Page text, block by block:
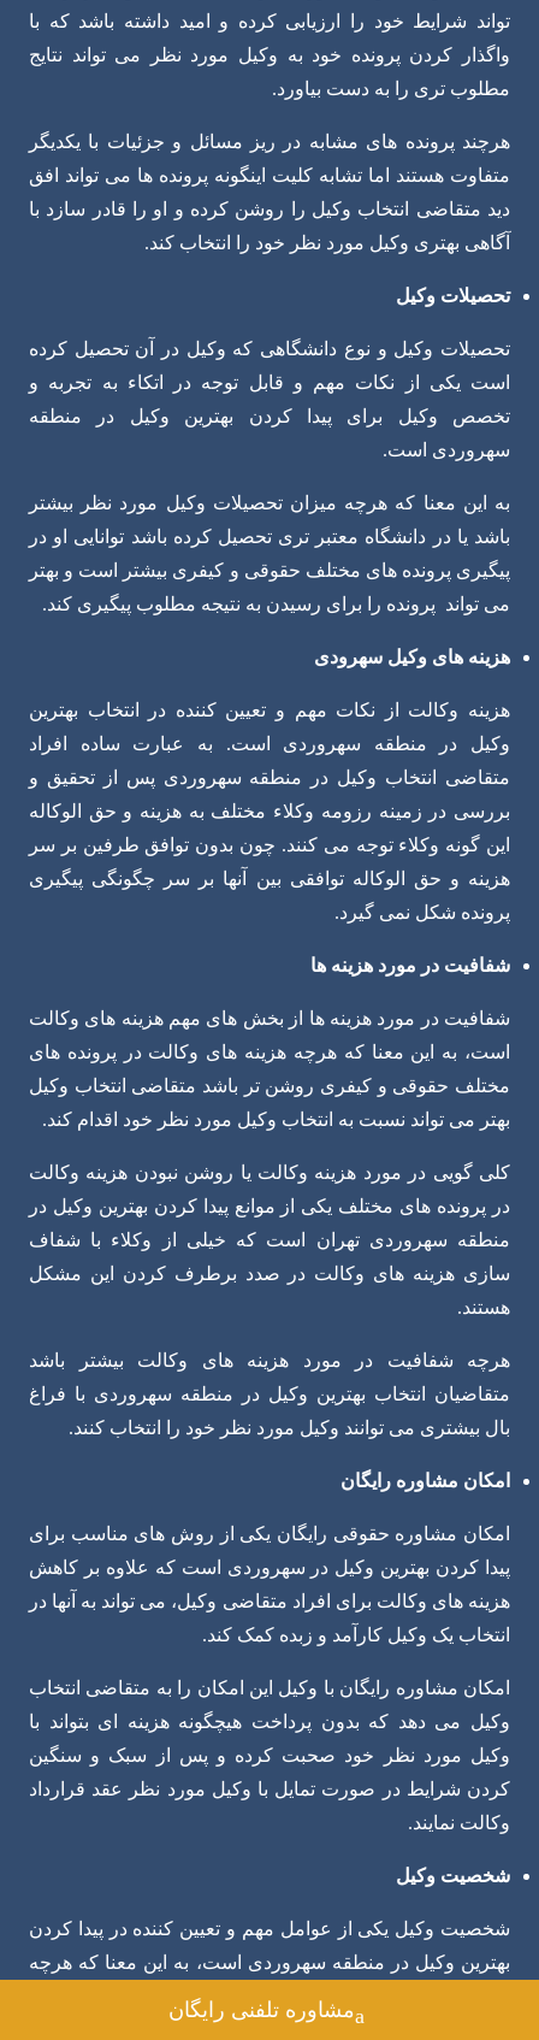
تواند شرایط خود را ارزیابی کرده و امید داشته باشد که با
واگذار کردن پرونده خود به وکیل مورد نظر می تواند نتایج
مطلوب تری را به دست بیاورد.
هرچند پرونده های مشابه در ریز مسائل و جزئیات با یکدیگر
متفاوت هستند اما تشابه کلیت اینگونه پرونده ها می تواند افق
دید متقاضی انتخاب وکیل را روشن کرده و او را قادر سازد با
آگاهی بهتری وکیل مورد نظر خود را انتخاب کند.
تحصیلات وکیل
تحصیلات وکیل و نوع دانشگاهی که وکیل در آن تحصیل کرده
است یکی از نکات مهم و قابل توجه در اتکاء به تجربه و
تخصص وکیل برای پیدا کردن بهترین وکیل در منطقه
سهروردی است.
به این معنا که هرچه میزان تحصیلات وکیل مورد نظر بیشتر
باشد یا در دانشگاه معتبر تری تحصیل کرده باشد توانایی او در
پیگیری پرونده های مختلف حقوقی و کیفری بیشتر است و بهتر
می تواند پرونده را برای رسیدن به نتیجه مطلوب پیگیری کند.
هزینه های وکیل سهرودی
هزینه وکالت از نکات مهم و تعیین کننده در انتخاب بهترین
وکیل در منطقه سهروردی است. به عبارت ساده افراد
متقاضی انتخاب وکیل در منطقه سهروردی پس از تحقیق و
بررسی در زمینه رزومه وکلاء مختلف به هزینه و حق الوکاله
این گونه وکلاء توجه می کنند. چون بدون توافق طرفین بر سر
هزینه و حق الوکاله توافقی بین آنها بر سر چگونگی پیگیری
پرونده شکل نمی ‌گیرد.
شفافیت در مورد هزینه ها
شفافیت در مورد هزینه ها از بخش های مهم هزینه های وکالت
است، به این معنا که هرچه هزینه های وکالت در پرونده های
مختلف حقوقی و کیفری روشن تر باشد متقاضی انتخاب وکیل
بهتر می تواند نسبت به انتخاب وکیل مورد نظر خود اقدام کند.
کلی گویی در مورد هزینه وکالت یا روشن نبودن هزینه وکالت
در پرونده های مختلف یکی از موانع پیدا کردن بهترین وکیل در
منطقه سهروردی تهران است که خیلی از وکلاء با شفاف
سازی هزینه های وکالت در صدد برطرف کردن این مشکل
هستند.
هرچه شفافیت در مورد هزینه های وکالت بیشتر باشد
متقاضیان انتخاب بهترین وکیل در منطقه سهروردی با فراغ
بال بیشتری می توانند وکیل مورد نظر خود را انتخاب کنند.
امکان مشاوره رایگان
امکان مشاوره حقوقی رایگان یکی از روش های مناسب برای
پیدا کردن بهترین وکیل در سهروردی است که علاوه بر کاهش
هزینه های وکالت برای افراد متقاضی وکیل، می تواند به آنها در
انتخاب یک وکیل کارآمد و زبده کمک کند.
امکان مشاوره رایگان با وکیل این امکان را به متقاضی انتخاب
وکیل می ‌دهد که بدون پرداخت هیچگونه هزینه ‌ای بتواند با
وکیل مورد نظر خود صحبت کرده و پس از سبک و سنگین
کردن شرایط در صورت تمایل با وکیل مورد نظر عقد قرارداد
وکالت نمایند.
شخصیت وکیل
شخصیت وکیل یکی از عوامل مهم و تعیین کننده در پیدا کردن
بهترین وکیل در منطقه سهروردی است، به این معنا که هرچه
وکیل توانایی بیشتری در برقراری ارتباط موثر داشته باشد بهتر
می تواند با موکل ارتباط برقرار کرده و در جریان چند و چون
مشاوره تلفنی رایگان